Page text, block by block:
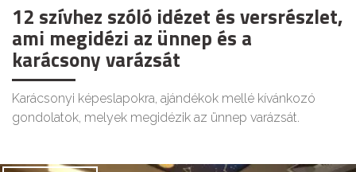
12 szívhez szóló idézet és versrészlet,
ami megidézi az ünnep és a
karácsony varázsát
Karácsonyi képeslapokra, ajándékok mellé kívánkozó
gondolatok, melyek megidézik az ünnep varázsát.